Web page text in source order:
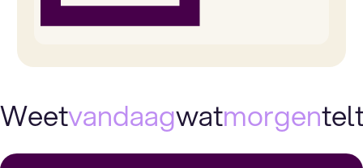
Weetvandaagwatmorgen